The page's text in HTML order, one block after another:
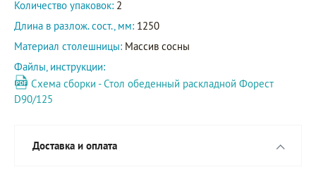
Количество упаковок: 2
Длина в разлож. сост., мм: 1250
Материал столешницы: Массив сосны
Файлы, инструкции:
Схема сборки - Стол обеденный раскладной Форест
D90/125
Доставка и оплата